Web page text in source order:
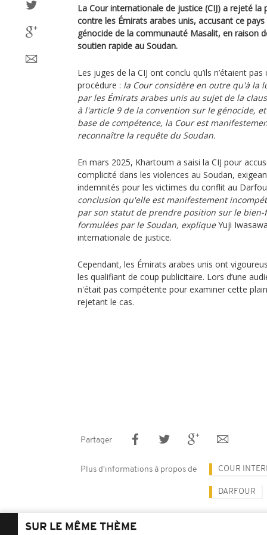
La Cour internationale de justice (CIJ) a rejeté la
contre les Émirats arabes unis, accusant ce
génocide de la communauté Masalit, en raison
soutien rapide au Soudan.
Les juges de la CIJ ont conclu qu’ils n’étaient
procédure : la Cour considère en outre qu'à la
par les Émirats arabes unis au sujet de la
à l'article 9 de la convention sur le génocide,
base de compétence, la Cour est
reconnaître la requête du Soudan.
En mars 2025, Khartoum a saisi la CIJ pour
complicité dans les violences au Soudan,
indemnités pour les victimes du conflit au
conclusion qu'elle est manifestement
par son statut de prendre position sur le bien-
formulées par le Soudan, expliqueYuji
internationale de justice.
Cependant, les Émirats arabes unis ont
les qualifiant de coup publicitaire. Lors d’une
n'était pas compétente pour examiner cette
rejetant le cas.
Partager
Plus d'informations à propos de COUR
DARFOUR
SUR LE MÊME THÈME